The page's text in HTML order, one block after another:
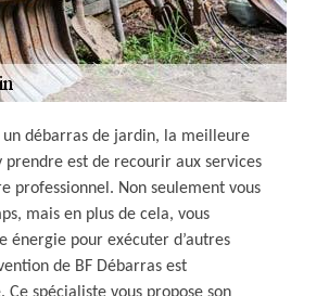
un débarras de jardin, la meilleure
prendre est de recourir aux services
professionnel. Non seulement vous
mais en plus de cela, vous
énergie pour exécuter d’autres
de BF Débarras est
Ce spécialiste vous propose son